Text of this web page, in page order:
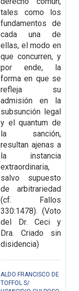
tales como los
fundamentos de
cada una de
ellas, el modo en
que concurren, y
por ende, la
forma en que se
refleja su
admisión en la
subsunción legal
y el quantum de
la sanción,
resultan ajenas a
la instancia
extraordinaria,
salvo supuesto
de arbitrariedad
(cf. Fallos
330:1478). (Voto
del Dr. Ceci y
Dra. Criado sin
disidencia)
ALDO FRANCISCO DE
TOFFOL S/